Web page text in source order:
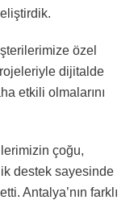
özel
dijitalde
etkili olmalarını
çoğu,
destek sayesinde
Antalya’nın farklı